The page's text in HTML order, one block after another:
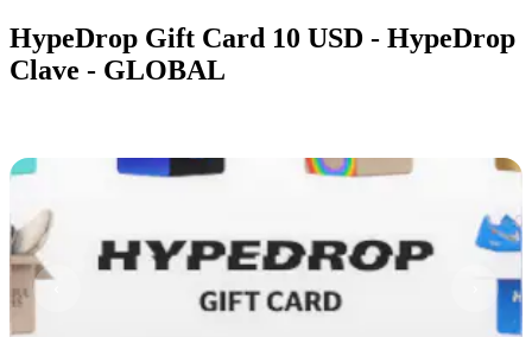
HypeDrop Gift Card 10 USD - HypeDrop
Clave - GLOBAL